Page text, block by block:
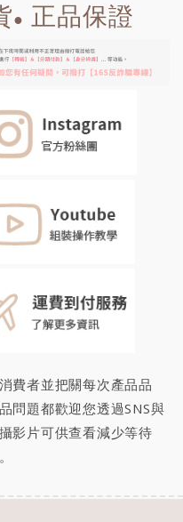
● 正品保證
費者並把關每次產品品
問題都歡迎您透過SNS與
影片可供查看減少等待
。